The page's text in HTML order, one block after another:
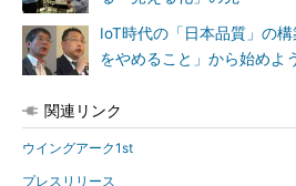
IoT時代の「日本品質」の
をやめること」から始めよ
関連リンク
ウイングアーク1st
プレスリリース